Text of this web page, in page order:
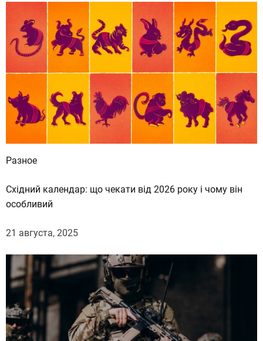
Разное
Східний календар: що чекати від 2026 року і чому він
особливий
21 августа, 2025